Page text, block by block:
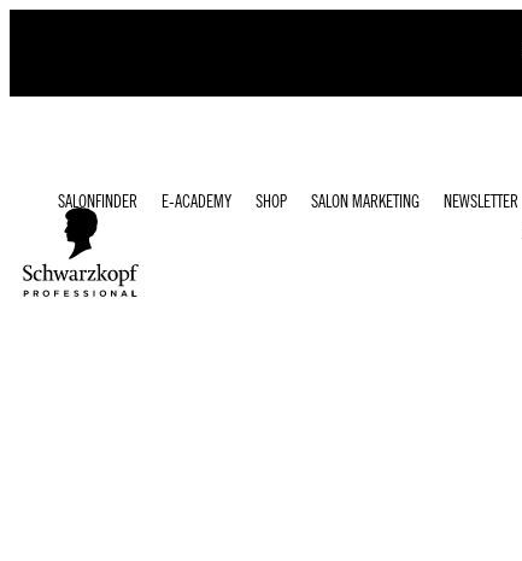
SALONFINDER E-ACADEMY SHOP SALON MARKETING NEWSLETTER